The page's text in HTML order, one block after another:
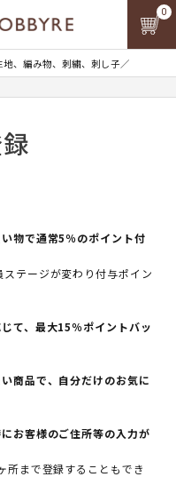
地、編み物、刺繍、刺し子／
0
物で通常5％のポイント付
テージが変わり付与ポイン
て、最大15％ポイントバッ
商品で、自分だけのお気に
お客様のご住所等の入力が
所まで登録することもでき